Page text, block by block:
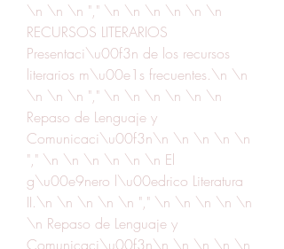
\n \n \n "," \n \n \n \n \n \n
RECURSOS LITERARIOS
Presentaci\u00f3n de los recursos
literarios m\u00e1s frecuentes.\n \n
\n \n \n "," \n \n \n \n \n \n
Repaso de Lenguaje y
Comunicaci\u00f3n\n \n \n \n \n
"," \n \n \n \n \n \n El
g\u00e9nero l\u00edrico Literatura
II.\n \n \n \n \n "," \n \n \n \n \n
\n Repaso de Lenguaje y
Comunicaci\u00f3n\n \n \n \n \n